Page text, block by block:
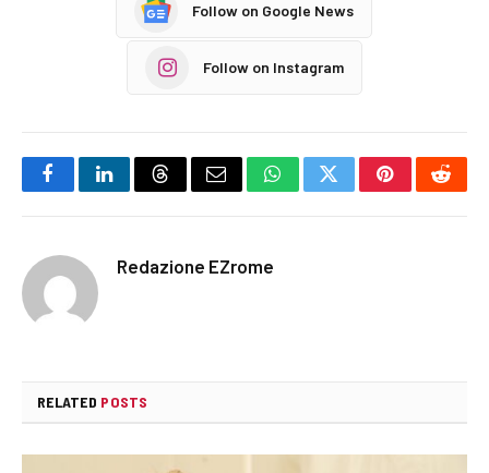
Follow on Google News
Follow on Instagram
FacebookLinkedInThreadsEmail WhatsAppTwitterPinterest
Redazione EZrome
RELATED POSTS